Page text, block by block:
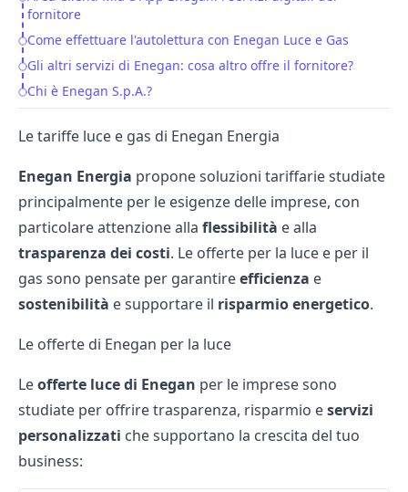
fornitore
Come effettuare l'autolettura con Enegan Luce e Gas
Gli altri servizi di Enegan: cosa altro offre il fornitore?
Chi è Enegan S.p.A.?
Le tariffe luce e gas di Enegan Energia
Enegan Energia propone soluzioni tariffarie studiate
principalmente per le esigenze delle imprese, con
particolare attenzione alla flessibilità e alla
trasparenza dei costi. Le offerte per la luce e per il
gas sono pensate per garantireefficienza e
sostenibilità e supportare il risparmio energetico.
Le offerte di Enegan per la luce
Leofferte luce di Enegan per le imprese sono
studiate per offrire trasparenza, risparmio eservizi
personalizzati che supportano la crescita del tuo
business: